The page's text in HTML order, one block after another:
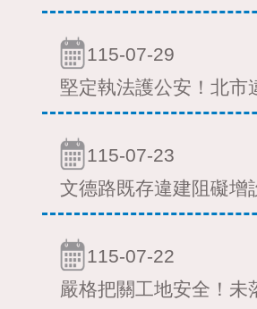
115-07-29
堅定執法護公安！北市
115-07-23
文德路既存違建阻礙增
115-07-22
嚴格把關工地安全！未